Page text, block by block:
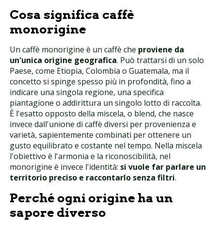
Cosa significa caffè
monorigine
Un caffè monorigine è un caffè che proviene da
un'unica origine geografica. Può trattarsi di un solo
Paese, come Etiopia, Colombia o Guatemala, ma il
concetto si spinge spesso più in profondità, fino a
indicare una singola regione, una specifica
piantagione o addirittura un singolo lotto di raccolta.
È l'esatto opposto della miscela, o blend, che nasce
invece dall'unione di caffè diversi per provenienza e
varietà, sapientemente combinati per ottenere un
gusto equilibrato e costante nel tempo. Nella miscela
l'obiettivo è l'armonia e la riconoscibilità, nel
monorigine è invece l'identità: si vuole far parlare un
territorio preciso e raccontarlo senza filtri.
Perché ogni origine ha un
sapore diverso